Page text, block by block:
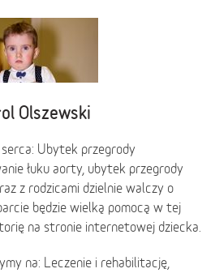
Olszewski
Ubytek przegrody
łuku aorty, ubytek przegrody
z rodzicami dzielnie walczy o
będzie wielką pomocą w tej
na stronie internetowej dziecka.
na: Leczenie i rehabilitację,